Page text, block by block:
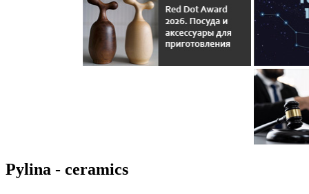
Pylina - ceramics